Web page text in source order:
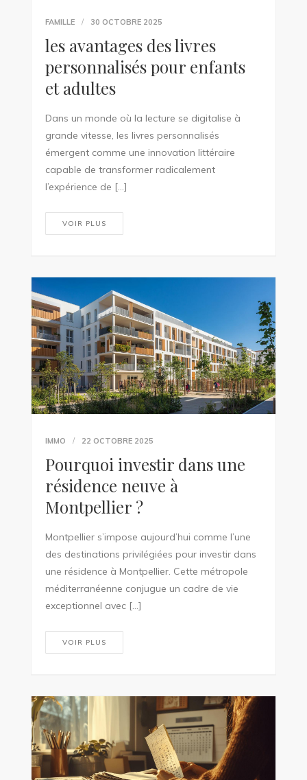
FAMILLE 30 OCTOBRE 2025
les avantages des livres
personnalisés pour enfants
et adultes
Dans un monde où la lecture se digitalise à
grande vitesse, les livres personnalisés
émergent comme une innovation littéraire
capable de transformer radicalement
l’expérience de […]
VOIR PLUS
IMMO 22 OCTOBRE 2025
Pourquoi investir dans une
résidence neuve à
Montpellier ?
Montpellier s’impose aujourd’hui comme l’une
des destinations privilégiées pour investir dans
une résidence à Montpellier. Cette métropole
méditerranéenne conjugue un cadre de vie
exceptionnel avec […]
VOIR PLUS